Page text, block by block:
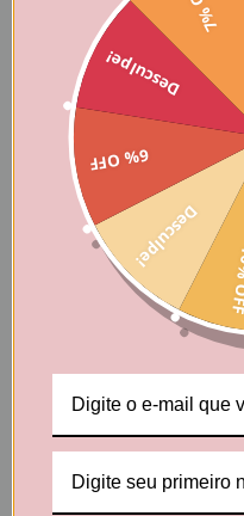
Desculpe!
6% OFF
Desculpe!